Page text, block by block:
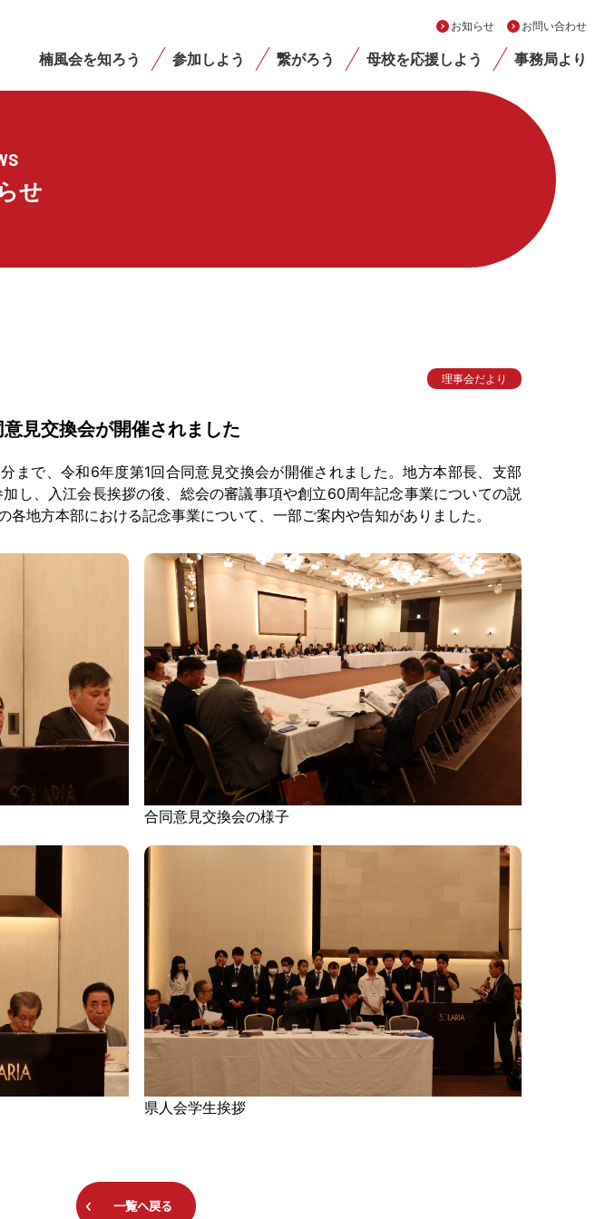
お知らせ お問い合わせ
楠風会を知ろう 参加しよう 繋がろう 母校を応援しよう 事務局より
せ
理事会だより
見交換会が開催されました
まで、令和6年度第1回合同意見交換会が開催されました。地方本部長、支部
し、入江会長挨拶の後、総会の審議事項や創立60周年記念事業についての説
各地方本部における記念事業について、一部ご案内や告知がありました。
合同意見交換会の様子
県人会学生挨拶
一覧へ戻る